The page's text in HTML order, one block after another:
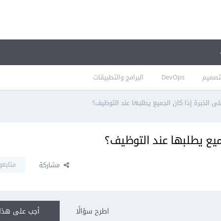
DevOps البرامج والتطبيقات
الخبرة إذا كان الجميع يطلبها عند التوظيف؟
يطلبها عند التوظيف؟
مشاركة
أجب على اطرح سؤالًا